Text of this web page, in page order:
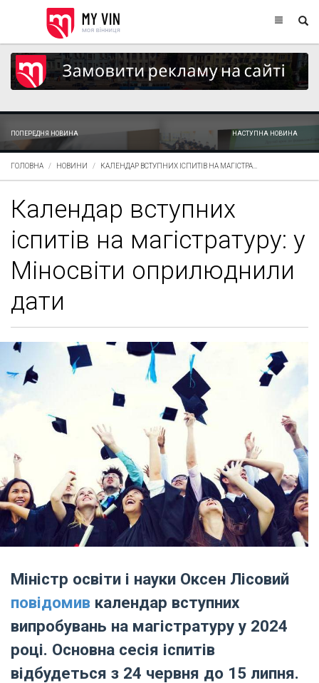
ПОПЕРЕДНЯ НОВИНА НАСТУПНА НОВИНА
ГОЛОВНА НОВИНИ КАЛЕНДАР ВСТУПНИХ ІСПИТІВ НА МАГІСТРА...
Календар вступних
іспитів на магістратуру: у
Міносвіти оприлюднили
дати
Міністр освіти і науки Оксен Лісовий
повідомив календар вступних
випробувань на магістратуру у 2024
році. Основна сесія іспитів
відбудеться з 24 червня до 15 липня.